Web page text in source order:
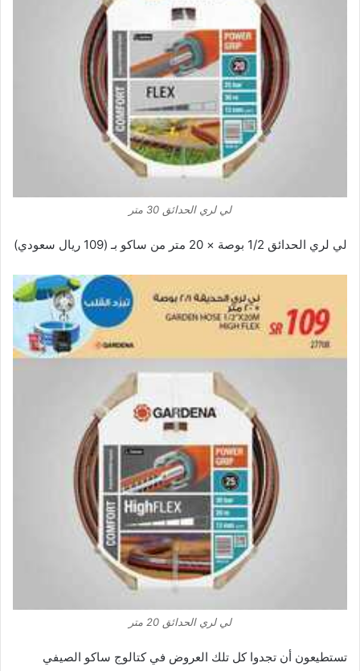
لي لري الحدائق 30 متر
لي لري الحدائق 1/2 بوصة × 20 متر من ساكو بـ (109 ريال سعودي)
لي لري الحدائق 20 متر
تستطيعون أن تجدوا كل تلك العروض في كتالوج ساكو الصيفي